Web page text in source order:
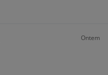
Ontem